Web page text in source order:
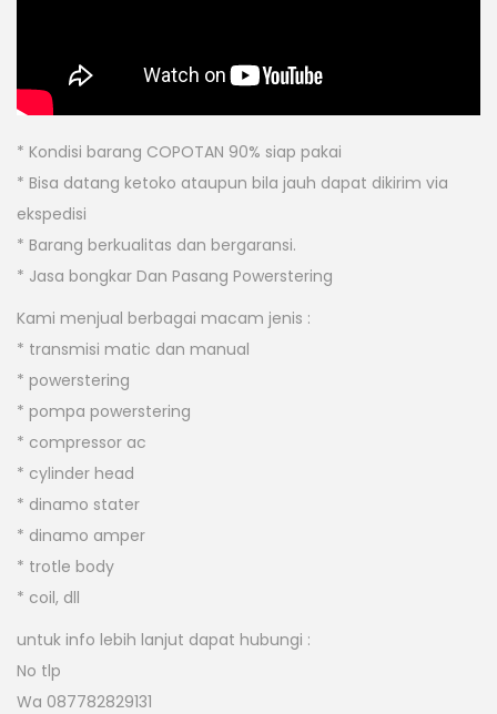
* Kondisi barang COPOTAN 90% siap pakai
* Bisa datang ketoko ataupun bila jauh dapat dikirim via
ekspedisi
* Barang berkualitas dan bergaransi.
* Jasa bongkar Dan Pasang Powerstering
Kami menjual berbagai macam jenis :
* transmisi matic dan manual
* powerstering
* pompa powerstering
* compressor ac
* cylinder head
* dinamo stater
* dinamo amper
* trotle body
* coil, dll
untuk info lebih lanjut dapat hubungi :
No tlp
Wa 087782829131